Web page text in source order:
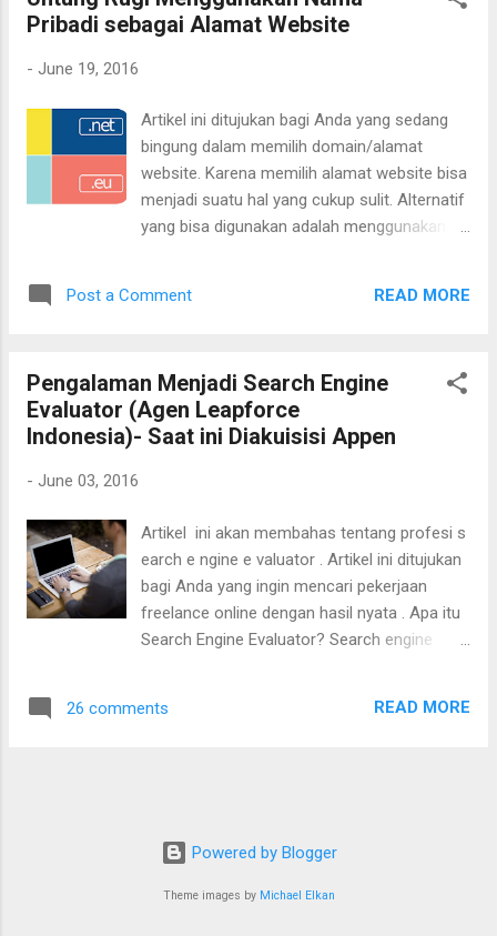
Pribadi sebagai Alamat Website
- June 19, 2016
Artikel ini ditujukan bagi Anda yang sedang
bingung dalam memilih domain/alamat
website. Karena memilih alamat website bisa
menjadi suatu hal yang cukup sulit. Alternatif
yang bisa digunakan adalah menggunakan
adalah keuntungan dan kerugiannya.
Post a Comment READ MORE
Pengalaman Menjadi Search Engine
Evaluator (Agen Leapforce
Indonesia)- Saat ini Diakuisisi Appen
- June 03, 2016
Artikel ini akan membahas tentang profesi s
earch e ngine e valuator . Artikel ini ditujukan
bagi Anda yang ingin mencari pekerjaan
freelance online dengan hasil nyata . Apa itu
Search Engine Evaluator? Search engine
terhadap website hasil mesin pencari. Ini
pengguna internet.
26 comments READ MORE
Powered by Blogger
Theme images by Michael Elkan